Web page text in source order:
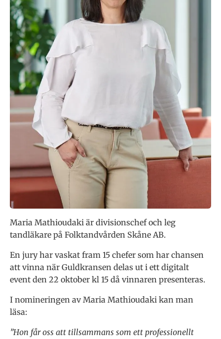
Maria Mathioudaki är divisionschef och leg
tandläkare på Folktandvården Skåne AB.
En jury har vaskat fram 15 chefer som har chansen
att vinna när Guldkransen delas ut i ett digitalt
event den 22 oktober kl 15 då vinnaren presenteras.
I nomineringen av Maria Mathioudaki kan man
läsa:
”Hon får oss att tillsammans som ett professionellt